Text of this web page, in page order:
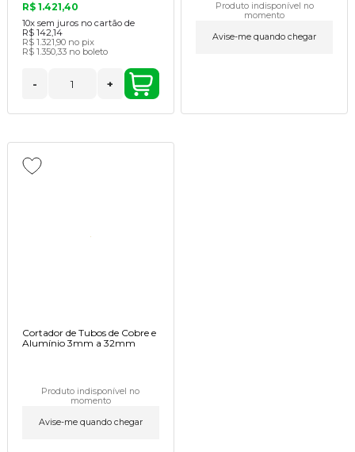
R$ 1.421,40
10x sem juros no cartão de
R$ 142,14
R$ 1.321,90 no pix
R$ 1.350,33 no boleto
- +
Produto indisponível no
momento
Avise-me quando chegar
Cortador de Tubos de Cobre e
Alumínio 3mm a 32mm
Produto indisponível no
momento
Avise-me quando chegar